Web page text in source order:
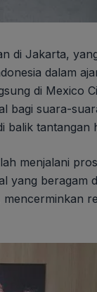
di Jakarta,
dalam
di Mexico
bagi suara-
balik tantangan
menjalani
yang beragam